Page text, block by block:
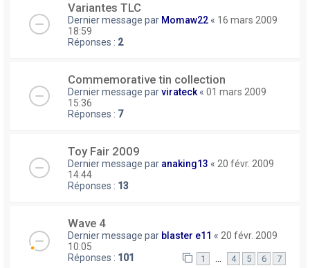
Variantes TLC
Dernier message par Momaw22 « 16 mars 2009
18:59
Réponses : 2
Commemorative tin collection
Dernier message parvirateck « 01 mars 2009
15:36
Réponses : 7
Toy Fair 2009
Dernier message par anaking13 « 20 févr. 2009
14:44
Réponses : 13
Wave 4
Dernier message par blaster e11 « 20 févr. 2009
10:05
Réponses : 101 1 … 4 5 6 7